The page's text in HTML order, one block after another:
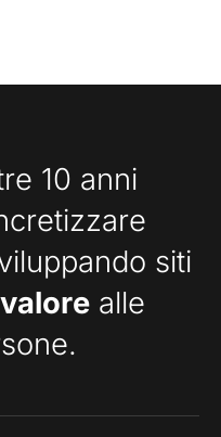
10 anni
siti
alle